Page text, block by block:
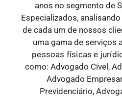
anos no segmento de
Especializados,
de cada um de nossos
uma gama de serviços
pessoas físicas e
como: Advogado Cível,
Advogado
Previdenciário,